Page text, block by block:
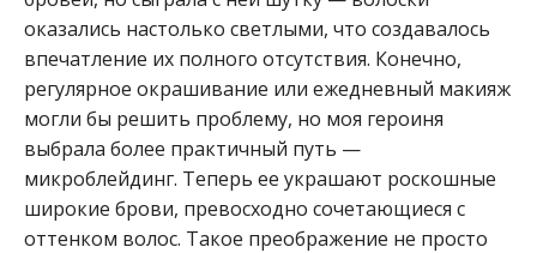
оказались настолько светлыми, что создавалось
впечатление их полного отсутствия. Конечно,
регулярное окрашивание или ежедневный макияж
могли бы решить проблему, но моя героиня
выбрала более практичный путь —
микроблейдинг. Теперь ее украшают роскошные
широкие брови, превосходно сочетающиеся с
оттенком волос. Такое преображение не просто